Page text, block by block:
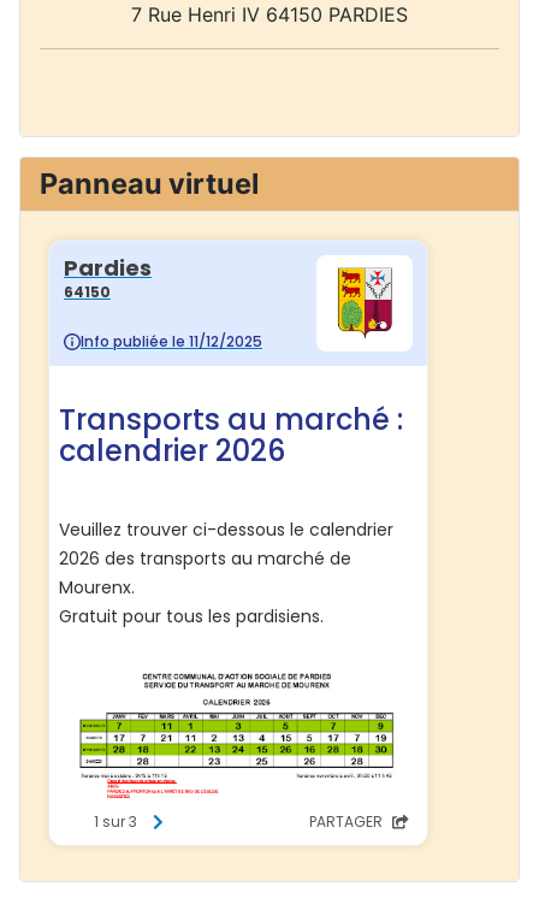
7 Rue Henri IV 64150 PARDIES
Panneau virtuel